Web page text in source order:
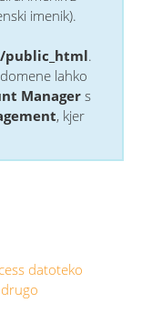
imenik).
public_html.
lahko
Manager s
, kjer
datoteko